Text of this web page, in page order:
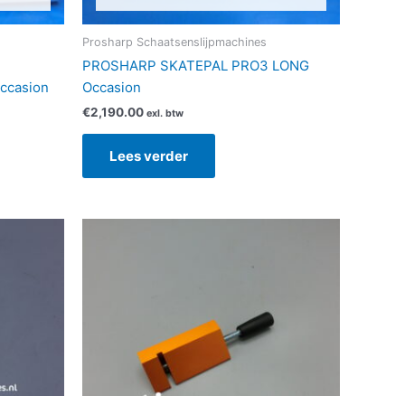
Prosharp Schaatsenslijpmachines
PROSHARP SKATEPAL PRO3 LONG
Occasion
€2,190.00 exl. btw
Lees verder